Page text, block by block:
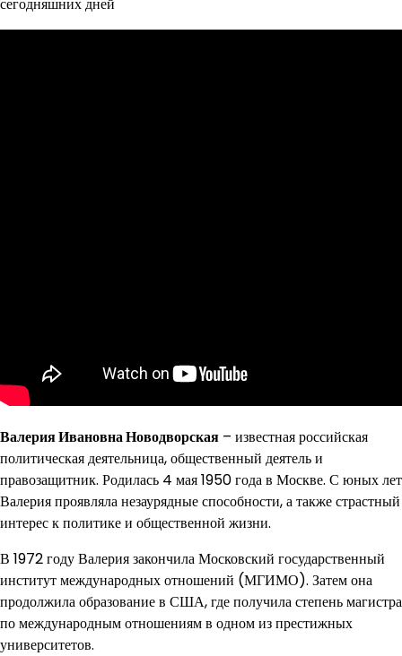
Валерия Ивановна Новодворская – известная российская
политическая деятельница, общественный деятель и
правозащитник. Родилась 4 мая 1950 года в Москве. С юных лет
Валерия проявляла незаурядные способности, а также страстный
интерес к политике и общественной жизни.
В 1972 году Валерия закончила Московский государственный
институт международных отношений (МГИМО). Затем она
продолжила образование в США, где получила степень магистра
по международным отношениям в одном из престижных
университетов.